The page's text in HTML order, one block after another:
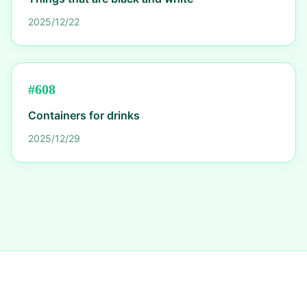
2025/12/22
#608
Containers for drinks
2025/12/29